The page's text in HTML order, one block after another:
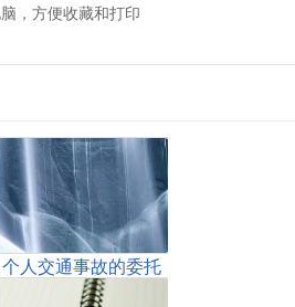
，方便收藏和打印
个人交通事故的委托
书（精选9篇）